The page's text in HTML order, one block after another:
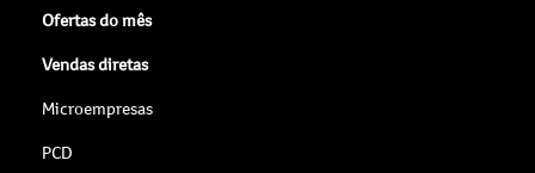
Ofertas do mês
Vendas diretas
Microempresas
PCD